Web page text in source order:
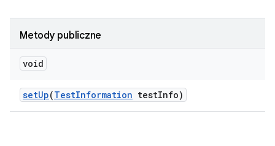
Metody publiczne
void
setUp(TestInformation testInfo)